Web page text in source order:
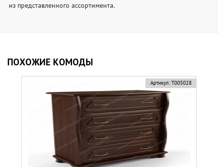
из представленного ассортимента.
ПОХОЖИЕ КОМОДЫ
Артикул: Т005028